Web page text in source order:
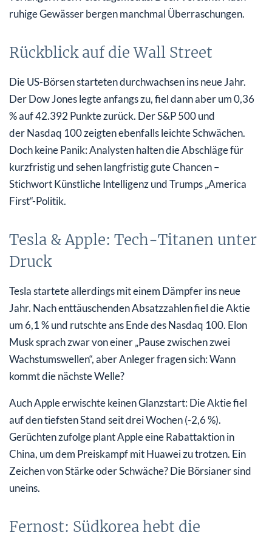
ruhige Gewässer bergen manchmal Überraschungen.
Rückblick auf die Wall Street
Die US-Börsen starteten durchwachsen ins neue Jahr.
Der Dow Jones legte anfangs zu, fiel dann aber um 0,36
% auf 42.392 Punkte zurück. Der S&P 500 und
der Nasdaq 100 zeigten ebenfalls leichte Schwächen.
Doch keine Panik: Analysten halten die Abschläge für
kurzfristig und sehen langfristig gute Chancen –
Stichwort Künstliche Intelligenz und Trumps „America
First“-Politik.
Tesla & Apple: Tech-Titanen unter
Druck
Tesla startete allerdings mit einem Dämpfer ins neue
Jahr. Nach enttäuschenden Absatzzahlen fiel die Aktie
um 6,1 % und rutschte ans Ende des Nasdaq 100. Elon
Musk sprach zwar von einer „Pause zwischen zwei
Wachstumswellen“, aber Anleger fragen sich: Wann
kommt die nächste Welle?
Auch Apple erwischte keinen Glanzstart: Die Aktie fiel
auf den tiefsten Stand seit drei Wochen (-2,6 %).
Gerüchten zufolge plant Apple eine Rabattaktion in
China, um dem Preiskampf mit Huawei zu trotzen. Ein
Zeichen von Stärke oder Schwäche? Die Börsianer sind
uneins.
Fernost: Südkorea hebt die